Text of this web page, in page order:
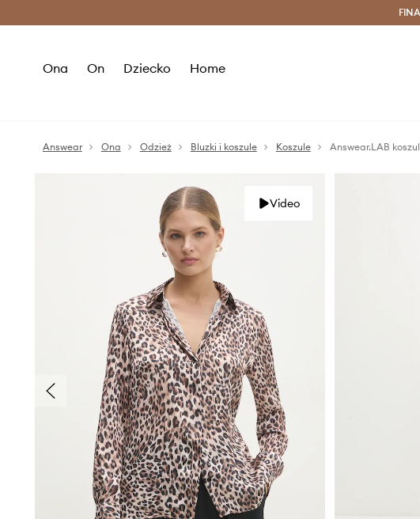
Oszczędzaj z
Ona On Dziecko Home
Answear Ona Odzież Bluzki i koszule Koszule Answear.LAB
Video